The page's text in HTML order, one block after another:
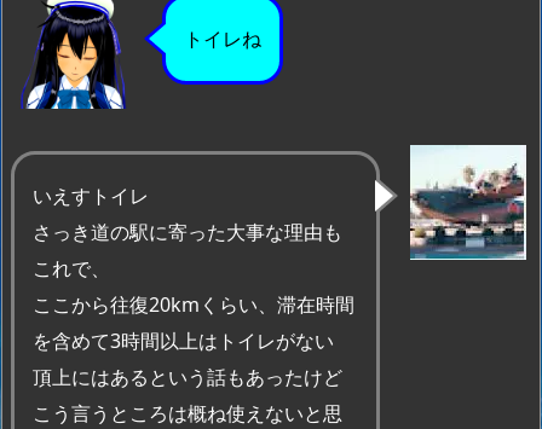
トイレね
いえすトイレ
さっき道の駅に寄った大事な理由も
これで、
ここから往復20kmくらい、滞在時間
を含めて3時間以上はトイレがない
頂上にはあるという話もあったけど
こう言うところは概ね使えないと思